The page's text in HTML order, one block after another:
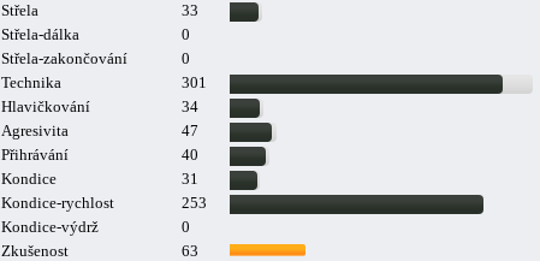
Střela
33
Střela-dálka
0
Střela-zakončování
0
Technika
301
Hlavičkování
34
Agresivita
47
Přihrávání
40
Kondice
31
Kondice-rychlost
253
Kondice-výdrž
0
Zkušenost
63